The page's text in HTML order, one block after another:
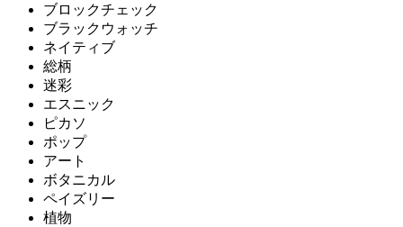
ブロックチェック
ブラックウォッチ
ネイティブ
総柄
迷彩
エスニック
ピカソ
ポップ
アート
ボタニカル
ペイズリー
植物